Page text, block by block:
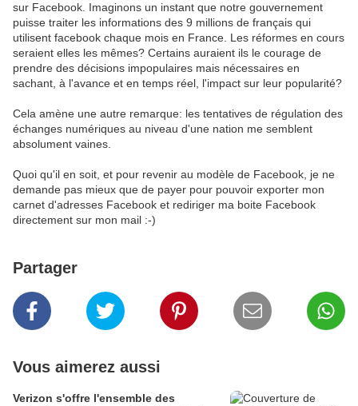
sur Facebook. Imaginons un instant que notre gouvernement
puisse traiter les informations des 9 millions de français qui
utilisent facebook chaque mois en France. Les réformes en cours
seraient elles les mêmes? Certains auraient ils le courage de
prendre des décisions impopulaires mais nécessaires en
sachant, à l'avance et en temps réel, l'impact sur leur popularité?
Cela amène une autre remarque: les tentatives de régulation des
échanges numériques au niveau d'une nation me semblent
absolument vaines.
Quoi qu'il en soit, et pour revenir au modèle de Facebook, je ne
demande pas mieux que de payer pour pouvoir exporter mon
carnet d'adresses Facebook et rediriger ma boite Facebook
directement sur mon mail :-)
Partager
Vous aimerez aussi
Verizon s'offre l'ensemble des